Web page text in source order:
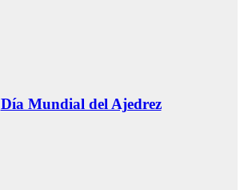
Día Mundial del Ajedrez